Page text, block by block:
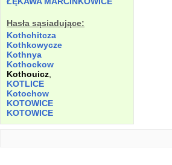
Hasła sąsiadujące:
Kothchitcza
Kothkowycze
Kothnya
Kothockow
Kothouicz,
KOTLICE
Kotochow
KOTOWICE
KOTOWICE